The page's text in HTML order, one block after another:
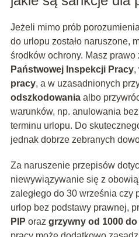
Jeżeli mimo prób
do urlopu zostało naruszone,
środków ochrony. Masz prawo
Państwowej Inspekcji Pracy,
pracy, a w uzasadnionych
odszkodowaniaalbo
warunków, np. anulowania
terminu urlopu. Do
jednak dobrze zebranych
Za naruszenie przepisów
niewywiązywanie się z
zaległego do 30 września czy
urlop bez podstawy prawnej,
PIP oraz grzywny od 1000 do